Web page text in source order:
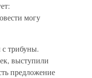
могу
трибуны.
выступили
предложение